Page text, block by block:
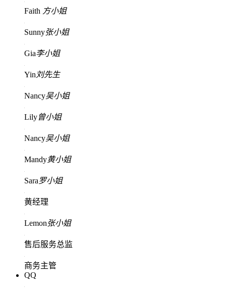
Faith 方小姐
Sunny张小姐
Gia李小姐
Yin 刘先生
Nancy吴小姐
Lily曾小姐
Nancy吴小姐
Mandy黄小姐
Sara罗小姐
黄经理
Lemon张小姐
售后服务总监
商务主管
QQ